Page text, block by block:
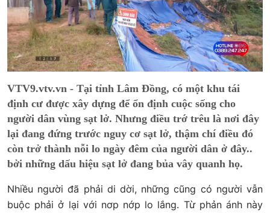
VTV9.vtv.vn - Tại tỉnh Lâm Đồng, có một khu tái
định cư được xây dựng để ổn định cuộc sống cho
người dân vùng sạt lở. Nhưng điều trớ trêu là nơi đây
lại đang đứng trước nguy cơ sạt lở, thậm chí điều đó
còn trở thành nỗi lo ngày đêm của người dân ở đây..
bởi những dấu hiệu sạt lở đang bủa vây quanh họ.
Nhiều người đã phải di dời, những cũng có người vẫn
buộc phải ở lại với nơp nớp lo lắng. Từ phản ánh này